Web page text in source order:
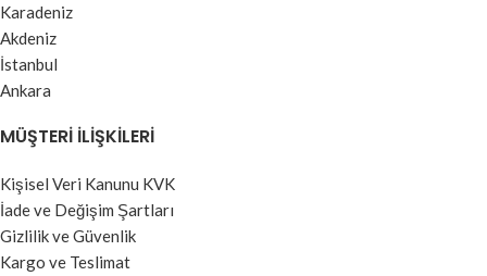
Karadeniz
Akdeniz
İstanbul
Ankara
MÜŞTERI İLIŞKILERI
Kişisel Veri Kanunu KVK
İade ve Değişim Şartları
Gizlilik ve Güvenlik
Kargo ve Teslimat